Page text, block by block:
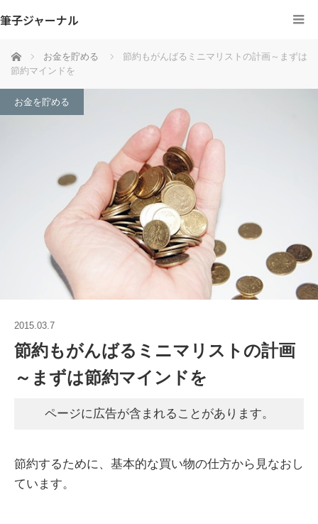
筆子ジャーナル
ホーム お金を貯める
節約もがんばるミニマリストの計画～まずは
節約マインドを
お金を貯める
2015.03.7
節約もがんばるミニマリストの計画
～まずは節約マインドを
ページに広告が含まれることがあります。
節約するために、基本的な買い物の仕方から見なおし
ています。